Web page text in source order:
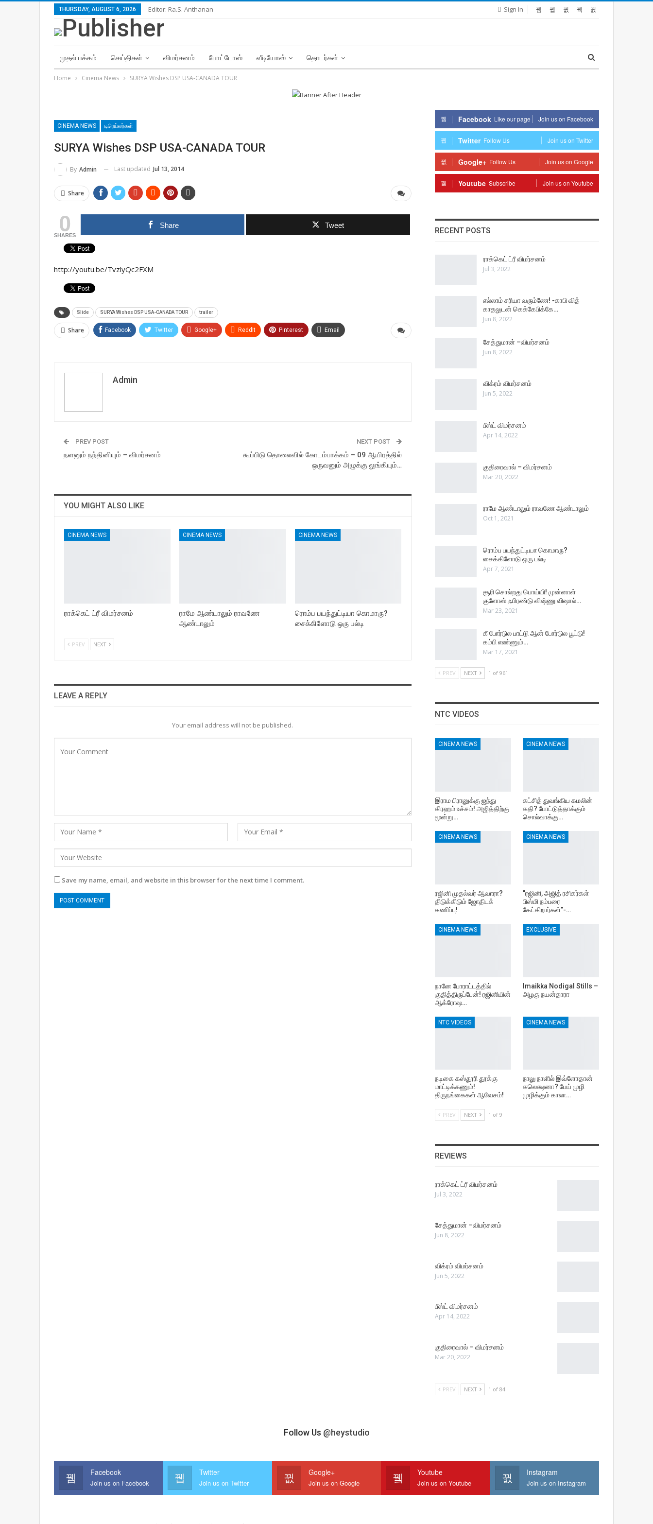
Sign In
THURSDAY, AUGUST 6, 2026 Editor: Ra.S. Anthanan
முதல் பக்கம் செய்திகள் விமர்சனம் போட்டோஸ் வீடியோஸ் தொடர்கள்
Home Cinema News SURYA Wishes DSP USA-CANADA TOUR
CINEMA NEWS டிரெய்லர்கள்
SURYA Wishes DSP USA-CANADA TOUR
By Admin Last updated Jul 13, 2014
Share
0
SHARES
Share Tweet
http://youtu.be/TvzlyQc2FXM
Slide SURYA Wishes DSP USA-CANADA TOUR trailer
Share Facebook Twitter Google+ ReddIt Pinterest Email
Admin
PREV POST
நளனும் நந்தினியும் – விமர்சனம்
NEXT POST
கூப்பிடு தொலைவில் கோடம்பாக்கம் – 09 ஆயிரத்தில்
ஒருவனும் அழுக்கு லுங்கியும்…
YOU MIGHT ALSO LIKE
CINEMA NEWS
ராக்கெட் ட்ரீ விமர்சனம்
CINEMA NEWS
ராமே ஆண்டாலும் ராவணே
ஆண்டாலும்
CINEMA NEWS
ரொம்ப பயந்துட்டியா கொமாரு?
சைக்கிளோடு ஒரு பல்டி
PREV NEXT
LEAVE A REPLY
Your email address will not be published.
Save my name, email, and website in this browser for the next time I comment.
Facebook Like our page Join us on Facebook
Twitter Follow Us Join us on Twitter
Google+ Follow Us Join us on Google
Youtube Subscribe Join us on Youtube
RECENT POSTS
ராக்கெட் ட்ரீ விமர்சனம்
Jul 3, 2022
எல்லாம் சரியா வரும்ணே! -காபி வித்
காதலுடன் கெக்கேபிக்கே…
Jun 8, 2022
சேத்துமான் –விமர்சனம்
Jun 8, 2022
விக்ரம் விமர்சனம்
Jun 5, 2022
பீஸ்ட் விமர்சனம்
Apr 14, 2022
குதிரைவால் – விமர்சனம்
Mar 20, 2022
ராமே ஆண்டாலும் ராவணே ஆண்டாலும்
Oct 1, 2021
ரொம்ப பயந்துட்டியா கொமாரு?
சைக்கிளோடு ஒரு பல்டி
Apr 7, 2021
சூரி சொல்றது பொய்யி! முன்னாள்
குளோஸ் ஃபிரண்டு விஷ்ணு விஷால்…
Mar 23, 2021
கீ போர்டுல பாட்டு ஆன் போர்டுல பூட்டு!
கம்பி எண்ணும்…
Mar 17, 2021
PREV NEXT 1 of 961
NTC VIDEOS
CINEMA NEWS
இராம பிரானுக்கு ஐந்து
கிரஹம் உச்சம்! அஜித்திற்கு
மூன்று…
CINEMA NEWS
கட்சித் துவங்கிய கமலின்
கதி? போட்டுத்தாக்கும்
சொல்வாக்கு…
CINEMA NEWS
ரஜினி முதல்வர் ஆவாரா?
திடுக்கிடும் ஜோதிடக்
கணிப்பு!
CINEMA NEWS
”ரஜினி, அஜித் ரசிகர்கள்
பிஸ்மி நம்பரை
கேட்கிறார்கள்”-…
CINEMA NEWS
நானே போராட்டத்தில்
குதித்திருப்பேன்! ரஜினியின்
ஆக்ரோஷ…
EXCLUSIVE
Imaikka Nodigal Stills –
அழகு நயன்தாரா
NTC VIDEOS
நடிகை கஸ்தூரி தூக்கு
மாட்டிக்கணும்!
திருநங்கைகள் ஆவேசம்!
CINEMA NEWS
நாலு நாளில் இவ்ளோதான்
கலெக்ஷனா? பேய் முழி
முழிக்கும் காலா…
PREV NEXT 1 of 9
REVIEWS
ராக்கெட் ட்ரீ விமர்சனம்
Jul 3, 2022
சேத்துமான் –விமர்சனம்
Jun 8, 2022
விக்ரம் விமர்சனம்
Jun 5, 2022
பீஸ்ட் விமர்சனம்
Apr 14, 2022
குதிரைவால் – விமர்சனம்
Mar 20, 2022
PREV NEXT 1 of 84
Follow Us @heystudio
Facebook
Join us on Facebook
Twitter
Join us on Twitter
Google+
Join us on Google
Youtube
Join us on Youtube
Instagram
Join us on Instagram